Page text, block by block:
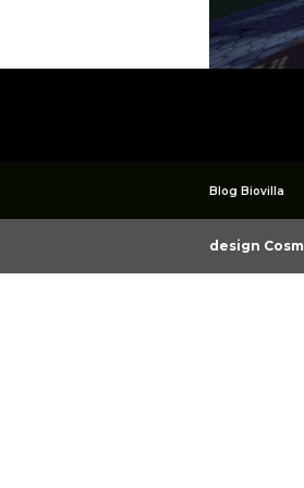
Blog Biovilla
design Cosm